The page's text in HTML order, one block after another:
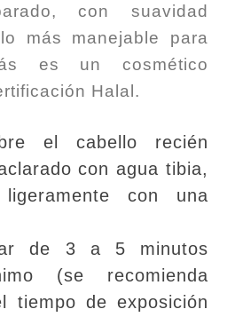
con suavidad
más manejable para
es un cosmético
Halal.
el cabello recién
con agua tibia,
con una
de 3 a 5 minutos
(se recomienda
tiempo de exposición